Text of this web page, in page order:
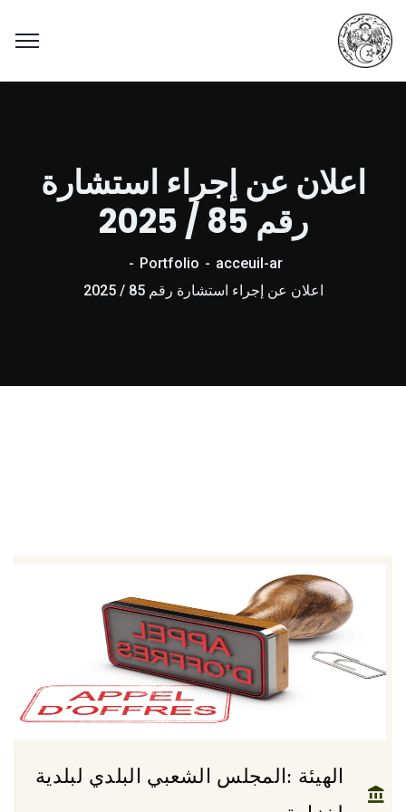
اعلان عن إجراء استشارة
رقم 85 / 2025
acceuil-ar
Portfolio
اعلان عن إجراء استشارة رقم 85 / 2025
الهيئة :المجلس الشعبي البلدي لبلدية